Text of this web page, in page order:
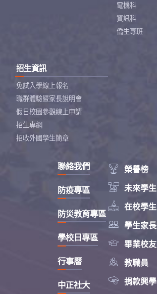
電機科
資訊科
僑生專班
招生資訊
免試入學線上報名
職群體驗暨家長說明會
假日校園參觀線上申請
招生專網
招收外國學生簡章
 榮譽榜
 未來學生
 在校學生
 學生家長
 畢業校友
 教職員
 捐款興學
聯絡我們
防疫專區
防災教育專區
學校日專區
行事曆
中正社大